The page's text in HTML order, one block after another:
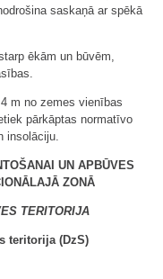
saskaņā ar spēkā
ēkām un būvēm,
m no zemes vienības
pārkāptas normatīvo
insolāciju.
UN APBŪVES
ZONĀ
TERITORIJA
teritorija (DzS)